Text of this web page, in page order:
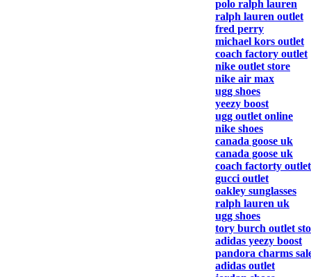
polo ralph lauren
ralph lauren outlet
fred perry
michael kors outlet
coach factory outlet
nike outlet store
nike air max
ugg shoes
yeezy boost
ugg outlet online
nike shoes
canada goose uk
canada goose uk
coach factorty outlet
gucci outlet
oakley sunglasses
ralph lauren uk
ugg shoes
tory burch outlet
adidas yeezy boost
pandora charms
adidas outlet